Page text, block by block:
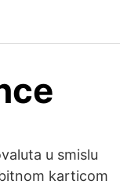
u smislu
karticom